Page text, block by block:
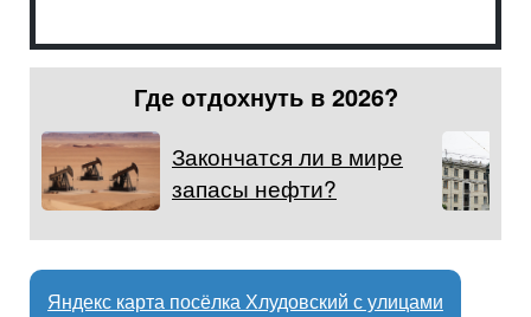
Где отдохнуть в 2026?
Закончатся ли в мире
запасы нефти?
Яндекс карта посёлка Хлудовский с улицами